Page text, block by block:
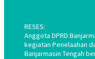
RESES:
Anggota DPRD
kegiatan Penelaahan
Banjarmasin Tengah